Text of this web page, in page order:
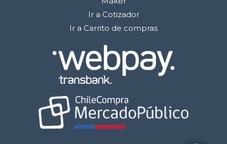
Ir a Cotizador
Ir a Carrito de compras